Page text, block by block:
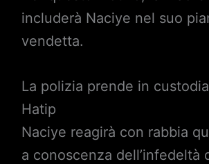
includerà Naciye nel suo
vendetta.
La polizia prende in
Hatip
Naciye reagirà con rabbia
a conoscenza dell’infedeltà